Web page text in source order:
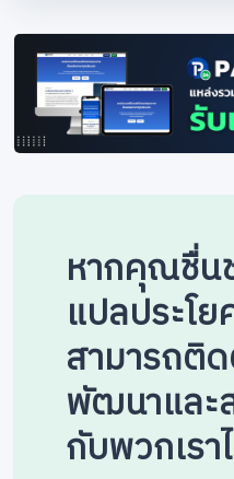
หากคุณชื่น
แปลประโ
สามารถติ
พัฒนาและ
กับพวกเรา